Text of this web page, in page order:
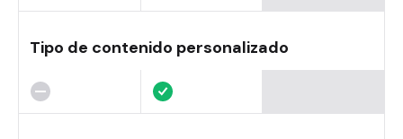
Tipo de contenido personalizado